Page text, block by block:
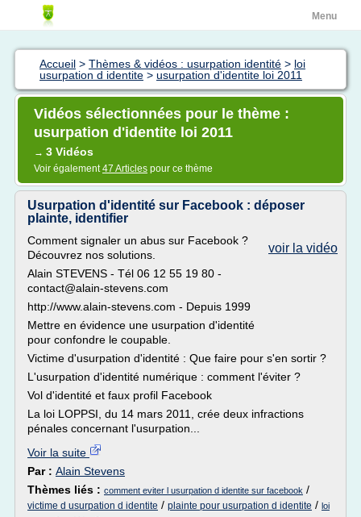
Menu
Accueil > Thèmes & vidéos : usurpation identité > loi
usurpation d identite > usurpation d'identite loi 2011
Vidéos sélectionnées pour le thème :
usurpation d'identite loi 2011
→ 3 Vidéos
Voir également47 Articles pour ce thème
Usurpation d'identité sur Facebook : déposer
plainte, identifier
voir la vidéo
Comment signaler un abus sur Facebook ?
Découvrez nos solutions.
Alain STEVENS - Tél 06 12 55 19 80 -
contact@alain-stevens.com
http://www.alain-stevens.com - Depuis 1999
Mettre en évidence une usurpation d'identité
pour confondre le coupable.
Victime d'usurpation d'identité : Que faire pour s'en sortir ?
L'usurpation d'identité numérique : comment l'éviter ?
Vol d'identité et faux profil Facebook
La loi LOPPSI, du 14 mars 2011, crée deux infractions
pénales concernant l'usurpation...
Voir la suite
Par : Alain Stevens
Thèmes liés : comment eviter l usurpation d identite sur facebook /
victime d usurpation d identite / plainte pour usurpation d identite / loi